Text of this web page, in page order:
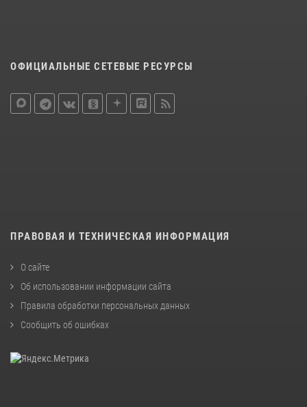
ОФИЦИАЛЬНЫЕ СЕТЕВЫЕ РЕСУРСЫ
ПРАВОВАЯ И ТЕХНИЧЕСКАЯ ИНФОРМАЦИЯ
О сайте
Об использовании информации сайта
Правила обработки персональных данных
Сообщить об ошибках